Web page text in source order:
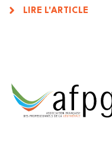
LIRE L'ARTICLE